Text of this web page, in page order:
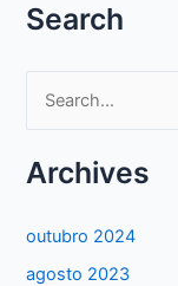
Search
q
Archives
outubro 2024
agosto 2023